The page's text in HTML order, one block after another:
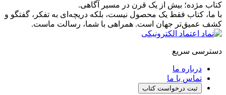
کتاب مژده؛ بیش از یک قرن در مسیر آگاهی.
با ما، کتاب فقط یک محصول نیست، بلکه دریچه‌ای به تفکر، گفتگو و
کشف عمیق‌تر جهان است. همراهی با شما، رسالت ماست.
دسترسی سریع
درباره ما
تماس با ما
ثبت درخواست کتاب